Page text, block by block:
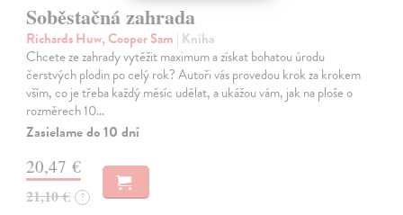
Soběstačná zahrada
Richards Huw, Cooper Sam | Kniha
Chcete ze zahrady vytěžit maximum a získat bohatou úrodu
čerstvých plodin po celý rok? Autoři vás provedou krok za krokem
vším, co je třeba každý měsíc udělat, a ukážou vám, jak na ploše o
rozměrech 10…
Zasielame do 10 dní
20,47 €
21,10 € ?